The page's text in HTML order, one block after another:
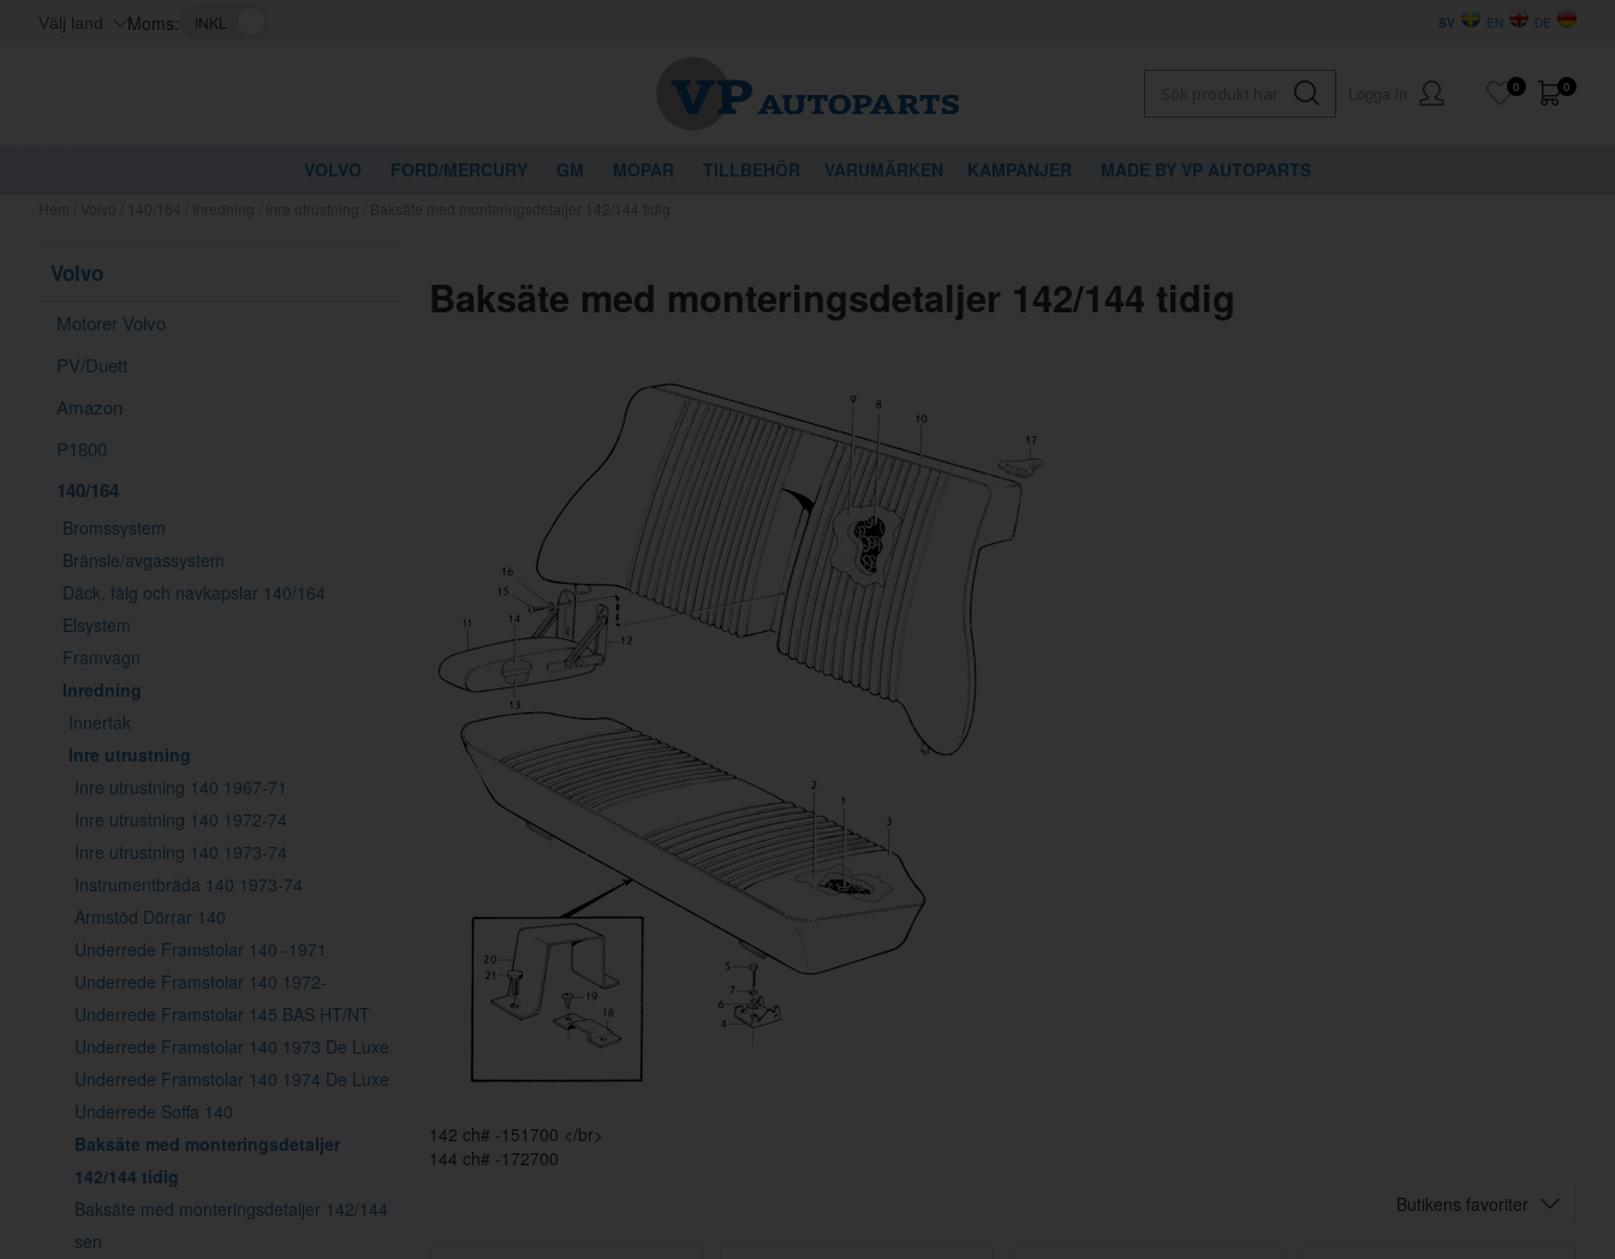
Välj land Moms: DE
EN
SV
0
0
VOLVO FORD/MERCURY GM MOPAR TILLBEHÖR VARUMÄRKEN KAMPANJER MADE BY VP AUTOPARTS
Volvo
Motorer Volvo
PV/Duett
Amazon
P1800
140/164
Bromssystem
Bränsle/avgassystem
Däck, fälg och navkapslar 140/164
Elsystem
Framvagn
Inredning
Innertak
Inre utrustning
Inre utrustning 140 1967-71
Inre utrustning 140 1972-74
Inre utrustning 140 1973-74
Instrumentbräda 140 1973-74
Armstöd Dörrar 140
Underrede Framstolar 140 -1971
Underrede Framstolar 140 1972-
Underrede Framstolar 145 BAS HT/NT
Underrede Framstolar 140 1973 De Luxe
Underrede Framstolar 140 1974 De Luxe
Underrede Soffa 140
Baksäte med monteringsdetaljer
142/144 tidig
Baksäte med monteringsdetaljer 142/144
sen
Baksäte med monteringsdetaljer 142/144 tidig
142 ch# -151700 </br>
144 ch# -172700
Butikens favoriter